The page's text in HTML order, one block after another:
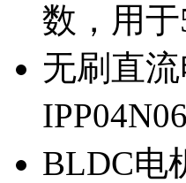
数，用于
无刷直
BLDC电